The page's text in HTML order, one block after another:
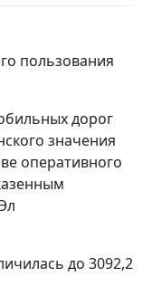
пользования
дорог
значения
оперативного
до 3092,2